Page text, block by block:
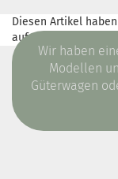
Diesen Artikel
aufgenommen.
Wir haben
Modellen
Güterwagen